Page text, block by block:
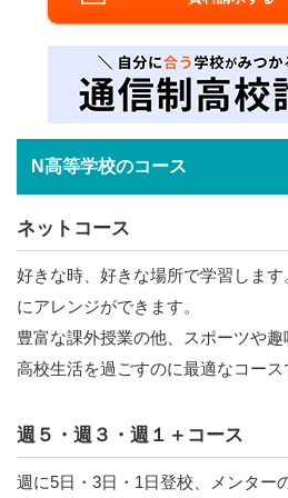
N高等学校のコース
ネットコース
好きな時、好きな場所で学習しま
にアレンジができます。
豊富な課外授業の他、スポーツや
高校生活を過ごすのに最適なコース
週５・週３・週１＋コース
週に5日・3日・1日登校、メンター